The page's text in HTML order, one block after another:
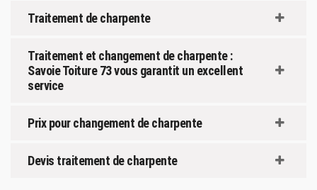
Traitement de charpente
Traitement et changement de charpente :
Savoie Toiture 73 vous garantit un excellent
service
Prix pour changement de charpente
Devis traitement de charpente